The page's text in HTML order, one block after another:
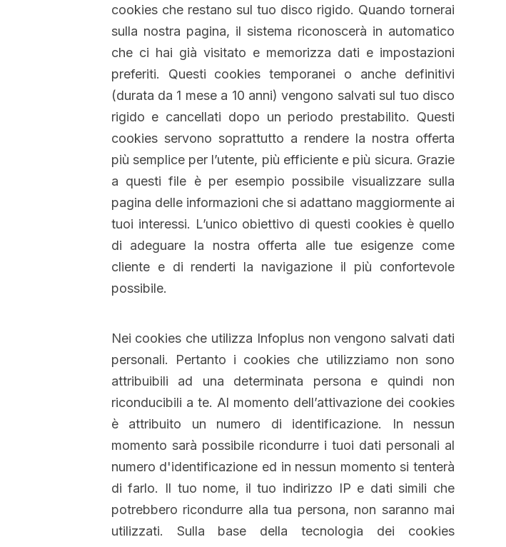
cookies che restano sul tuo disco rigido. Quando tornerai
sulla nostra pagina, il sistema riconoscerà in automatico
che ci hai già visitato e memorizza dati e impostazioni
preferiti. Questi cookies temporanei o anche definitivi
(durata da 1 mese a 10 anni) vengono salvati sul tuo disco
rigido e cancellati dopo un periodo prestabilito. Questi
cookies servono soprattutto a rendere la nostra offerta
più semplice per l’utente, più efficiente e più sicura. Grazie
a questi file è per esempio possibile visualizzare sulla
pagina delle informazioni che si adattano maggiormente ai
tuoi interessi. L’unico obiettivo di questi cookies è quello
di adeguare la nostra offerta alle tue esigenze come
cliente e di renderti la navigazione il più confortevole
possibile.
Nei cookies che utilizza Infoplus non vengono salvati dati
personali. Pertanto i cookies che utilizziamo non sono
attribuibili ad una determinata persona e quindi non
riconducibili a te. Al momento dell’attivazione dei cookies
è attribuito un numero di identificazione. In nessun
momento sarà possibile ricondurre i tuoi dati personali al
numero d'identificazione ed in nessun momento si tenterà
di farlo. Il tuo nome, il tuo indirizzo IP e dati simili che
potrebbero ricondurre alla tua persona, non saranno mai
utilizzati. Sulla base della tecnologia dei cookies